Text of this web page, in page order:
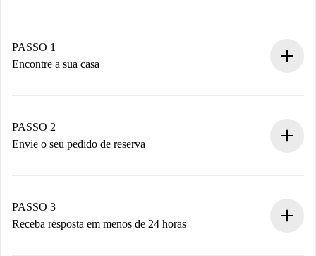
PASSO 1
Encontre a sua casa
Você tem todas as informações necessárias
antecipadamente.
PASSO 2
Envie o seu pedido de reserva
Não cobramos nada até que o proprietário confirme.
PASSO 3
Receba resposta em menos de 24 horas